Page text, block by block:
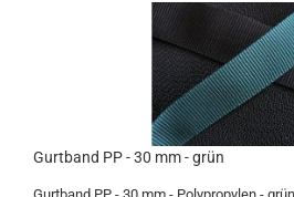
Gurtband PP - 30 mm - grün